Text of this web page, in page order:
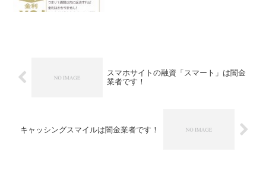
スマホサイトの融資「スマート」は闇金
業者です！
キャッシングスマイルは闇金業者です！